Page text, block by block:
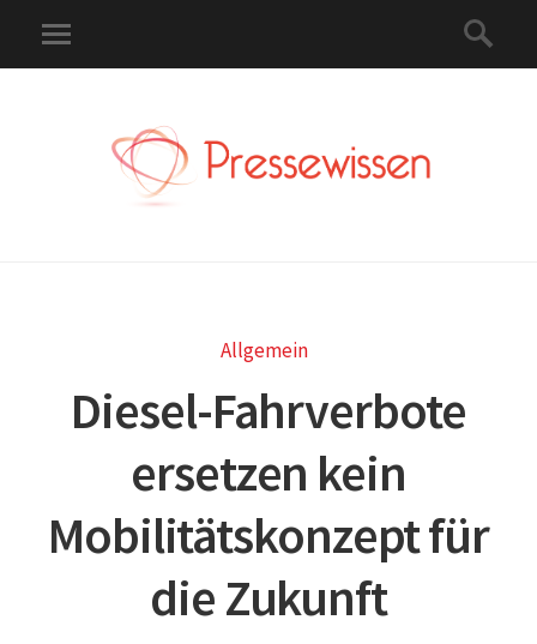
Allgemein
Diesel-Fahrverbote
ersetzen kein
Mobilitätskonzept für
die Zukunft